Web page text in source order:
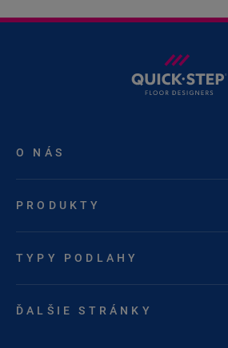
O NÁS
PRODUKTY
TYPY PODLAHY
ĎALŠIE STRÁNKY